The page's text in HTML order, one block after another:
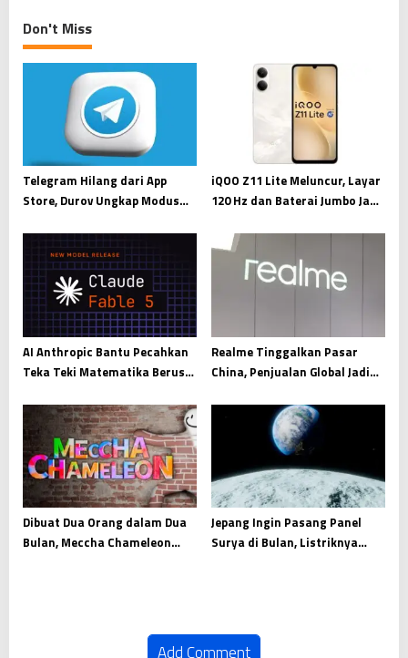
a
v
t
i
o
n
Don't Miss
Telegram Hilang dari App
Store, Durov Ungkap Modus
iQOO Z11 Lite Meluncur, Layar
120 Hz dan Baterai Jumbo Jadi
AI Anthropic Bantu Pecahkan
Teka Teki Matematika Berusia
Realme Tinggalkan Pasar
China, Penjualan Global Jadi
Dibuat Dua Orang dalam Dua
Bulan, Meccha Chameleon
Jepang Ingin Pasang Panel
Surya di Bulan, Listriknya
Add Comment